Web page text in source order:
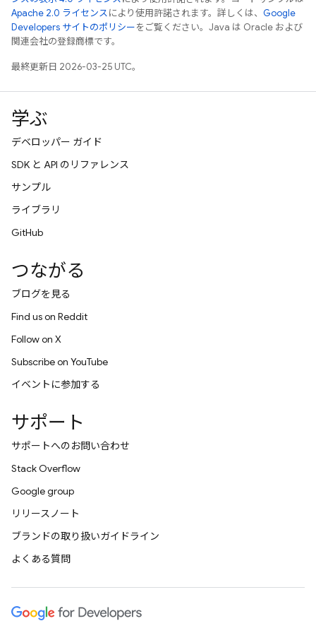
Apache 2.0 ライセンスにより使用許諾されます。詳しくは、 Google
Developers サイトのポリシーをご覧ください。Java は Oracle および
関連会社の登録商標です。
最終更新日 2026-03-25 UTC。
学ぶ
デベロッパー ガイド
SDK と API のリファレンス
サンプル
ライブラリ
GitHub
つながる
ブログを見る
Find us on Reddit
Follow on X
Subscribe on YouTube
イベントに参加する
サポート
サポートへのお問い合わせ
Stack Overflow
Google group
リリースノート
ブランドの取り扱いガイドライン
よくある質問